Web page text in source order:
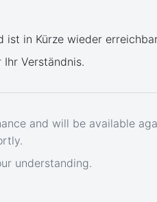
in Kürze wieder
Ihr Verständnis.
and will be available
understanding.